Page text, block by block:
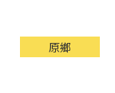
原鄉